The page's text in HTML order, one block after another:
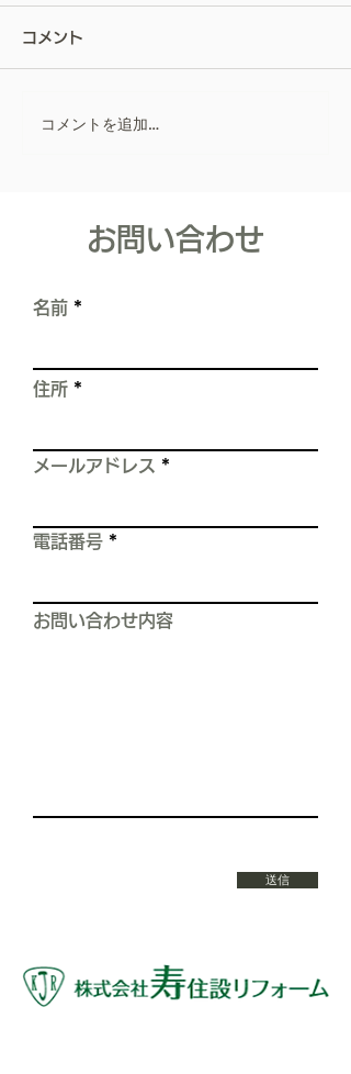
が屋根カバー工法を勧め
る理由ー
人としての裏話 ― こんにち
す。 長くなりますが、私の
職人としての経験をお話しし
屋根の塗装工事をしていた時
る、 住まいの中でとても重
――
コメント
コメントを追加…
​お問い合わせ
名前
住所
メールアドレス
電話番号
お問い合わせ内容
送信